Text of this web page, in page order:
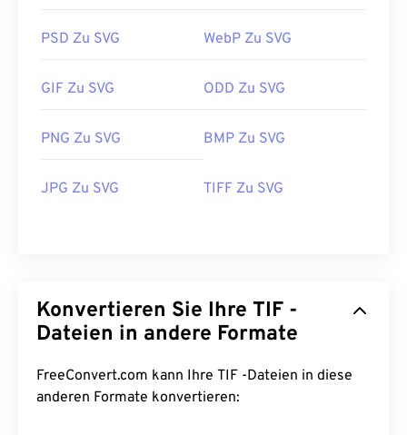
PSD Zu SVG WebP Zu SVG
GIF Zu SVG ODD Zu SVG
PNG Zu SVG BMP Zu SVG
JPG Zu SVG TIFF Zu SVG
Konvertieren Sie Ihre TIF -
Dateien in andere Formate
FreeConvert.com kann Ihre TIF -Dateien in diese
anderen Formate konvertieren: